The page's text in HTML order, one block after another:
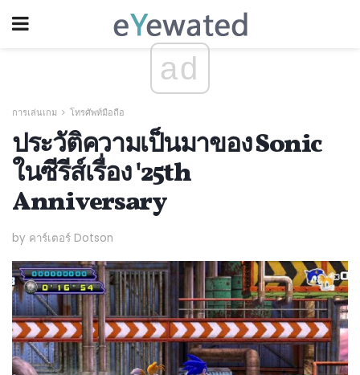
ad
การเล่นเกม โทรศัพท์มือถือ
ประวัติความเป็นมาของ Sonic
ในซีรีส์เรื่อง '25th
Anniversary
by คาร์เตอร์ Dotson